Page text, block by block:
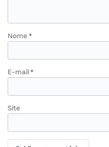
Nome *
E-mail *
Site